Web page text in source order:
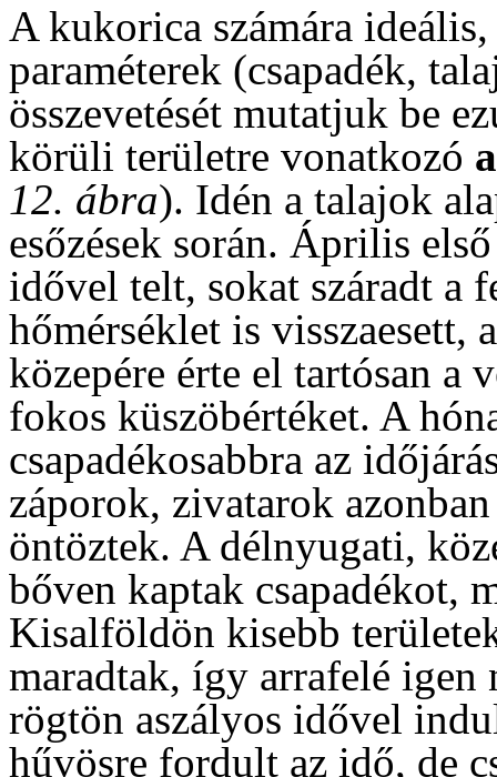
A kukorica számára
paraméterek (csapadék,
összevetését mutatjuk be
körüli területre vonatkozó
12. ábra). Idén a talajok
esőzések során. Április
idővel telt, sokat száradt a
hőmérséklet is visszaesett,
közepére érte el tartósan a
fokos küszöbértéket. A
csapadékosabbra az
záporok, zivatarok
öntöztek. A délnyugati,
bőven kaptak csapadékot,
Kisalföldön kisebb
maradtak, így arrafelé igen
rögtön aszályos idővel
hűvösre fordult az idő, de